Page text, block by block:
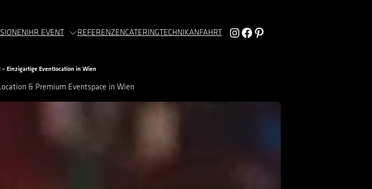
IHR EVENT REFERENZENCATERING TECHNIKANFAHRT Instagram
Facebook
Pinterest
– Einzigartige Eventlocation in Wien
& Premium Eventspace in Wien